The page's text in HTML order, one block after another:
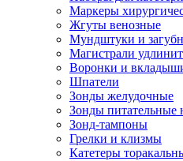
Маркеры
Жгуты венозные
Мундштуки и
Магистрали
Воронки и
Шпатели
Зонды желудочные
Зонды питательные
Зонд-тампоны
Грелки и клизмы
Катетеры